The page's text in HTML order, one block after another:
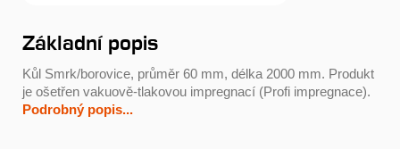
Základní popis
Kůl Smrk/borovice, průměr 60 mm, délka 2000 mm. Produkt
je ošetřen vakuově-tlakovou impregnací (Profi impregnace).
Podrobný popis...